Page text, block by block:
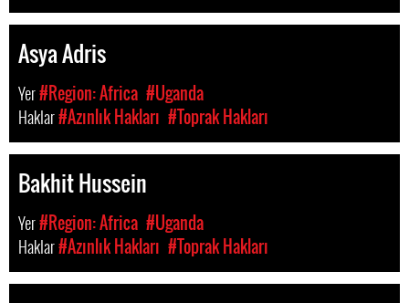
Asya Adris
Yer#Region: Africa #Uganda
Haklar#Azınlık Hakları #Toprak Hakları
Bakhit Hussein
Yer#Region: Africa #Uganda
Haklar#Azınlık Hakları #Toprak Hakları